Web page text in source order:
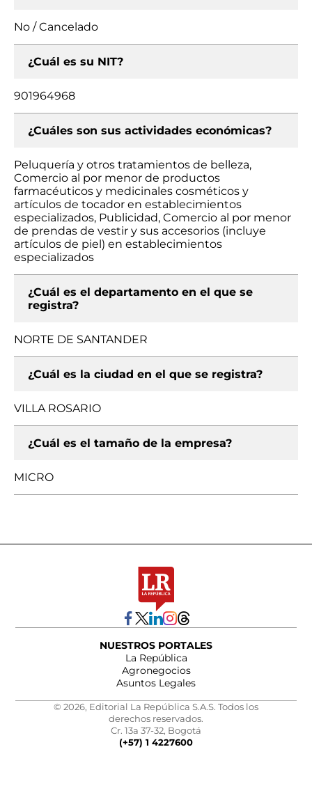
No / Cancelado
¿Cuál es su NIT?
901964968
¿Cuáles son sus actividades económicas?
Peluquería y otros tratamientos de belleza,
Comercio al por menor de productos
farmacéuticos y medicinales cosméticos y
artículos de tocador en establecimientos
especializados, Publicidad, Comercio al por menor
de prendas de vestir y sus accesorios (incluye
artículos de piel) en establecimientos
especializados
¿Cuál es el departamento en el que se
registra?
NORTE DE SANTANDER
¿Cuál es la ciudad en el que se registra?
VILLA ROSARIO
¿Cuál es el tamaño de la empresa?
MICRO
NUESTROS PORTALES
La República
Agronegocios
Asuntos Legales
© 2026, Editorial La República S.A.S. Todos los
derechos reservados.
Cr. 13a 37-32, Bogotá
(+57) 1 4227600